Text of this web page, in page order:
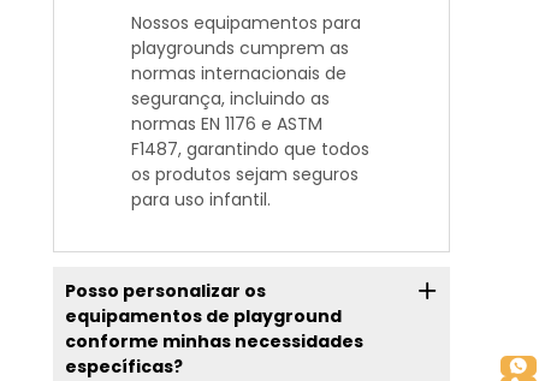
Nossos equipamentos para
playgrounds cumprem as
normas internacionais de
segurança, incluindo as
normas EN 1176 e ASTM
F1487, garantindo que todos
os produtos sejam seguros
para uso infantil.
Posso personalizar os
equipamentos de playground
conforme minhas necessidades
específicas?